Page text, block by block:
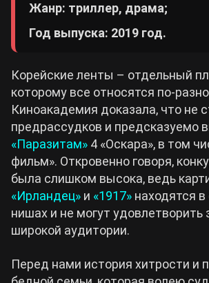
Жанр: триллер, драма;
Год выпуска: 2019 год.
Корейские ленты – отдельный
которому все относятся по-
Киноакадемия доказала, что не
предрассудков и предсказуемо
«Паразитам» 4 «Оскара», в том
фильм». Откровенно говоря,
была слишком высока, ведь
«Ирландец» и «1917» находятся
нишах и не могут удовлетворить
широкой аудитории.
Перед нами история хитрости и